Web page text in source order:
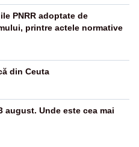
PNRR adoptate de
printre actele normative
din Ceuta
august. Unde este cea mai